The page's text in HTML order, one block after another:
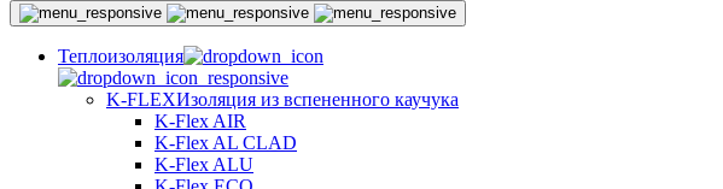
Теплоизоляция
K-FLEXИзоляция из вспененного каучука
K-Flex AIR
K-Flex AL CLAD
K-Flex ALU